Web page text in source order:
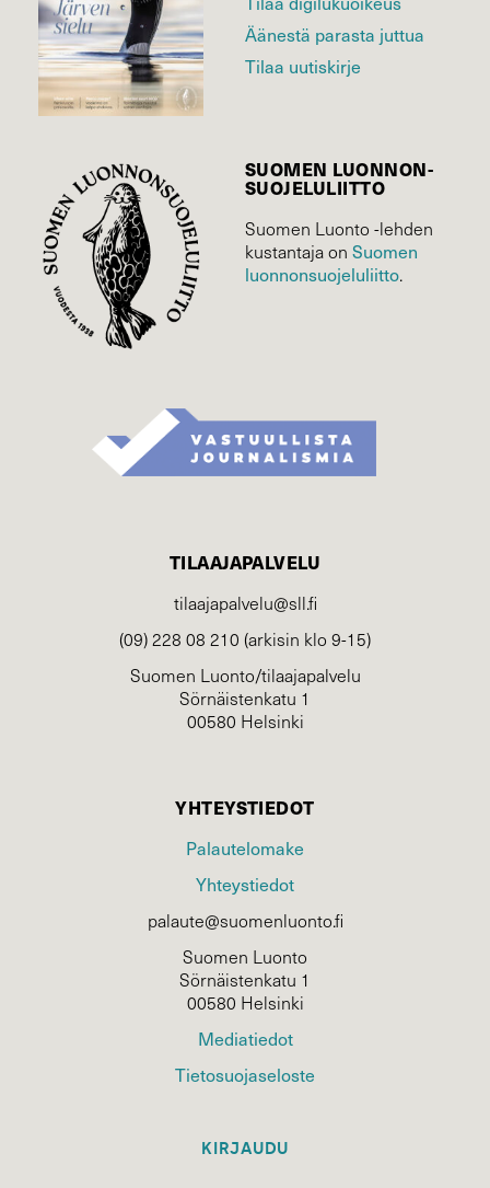
Äänestä parasta juttua
Tilaa uutiskirje
SUOMEN LUONNON­
SUOJELU­LIITTO
Suomen Luonto -lehden
kustantaja on Suomen
luonnonsuojelu­liitto.
TILAAJAPALVELU
tilaajapalvelu@sll.fi
(09) 228 08 210 (arkisin klo 9-15)
Suomen Luonto/tilaajapalvelu
Sörnäistenkatu 1
00580 Helsinki
YHTEYSTIEDOT
Palautelomake
Yhteystiedot
palaute@suomenluonto.fi
Suomen Luonto
Sörnäistenkatu 1
00580 Helsinki
Mediatiedot
Tietosuojaseloste
KIRJAUDU